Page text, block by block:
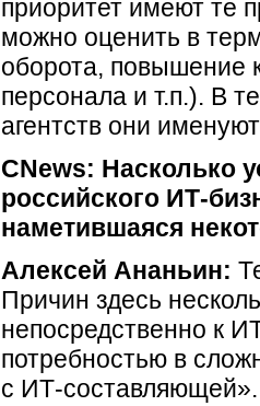
приоритет имеют те
можно оценить в
оборота, повышение
персонала и т.п.). В
агентств они
CNews: Насколько
российского ИТ-
наметившаяся
Алексей Ананьин:
Причин здесь
непосредственно к
потребностью в
с ИТ-составляющей».